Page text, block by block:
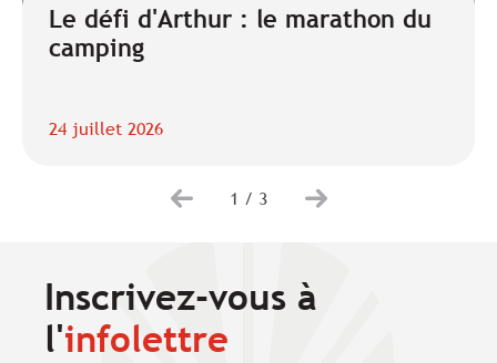
Le défi d'Arthur : le marathon du
camping
24 juillet 2026
1 / 3
Inscrivez-vous à
l'infolettre